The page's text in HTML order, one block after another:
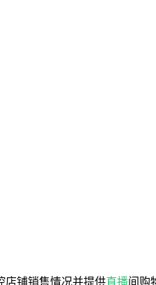
店铺销售情况并提供直播间购